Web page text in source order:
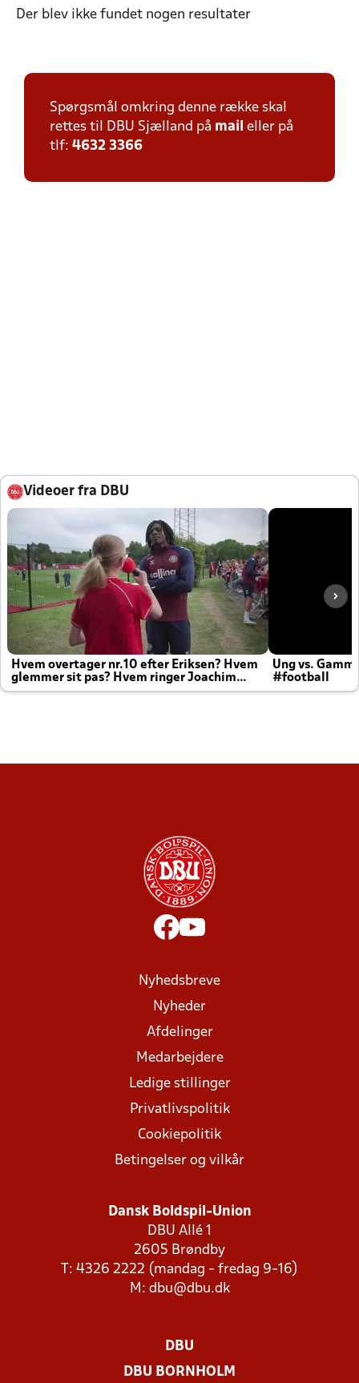
Der blev ikke fundet nogen resultater
Spørgsmål omkring denne række skal
rettes til DBU Sjælland på mail eller på
tlf: 4632 3366
Videoer fra DBU
Hvem overtager nr.10 efter Eriksen? Hvem
glemmer sit pas? Hvem ringer Joachim
altid til efter kampe?
Ung vs.
#football
Nyhedsbreve
Nyheder
Afdelinger
Medarbejdere
Ledige stillinger
Privatlivspolitik
Cookiepolitik
Betingelser og vilkår
Dansk Boldspil-Union
DBU Allé 1
2605 Brøndby
T: 4326 2222 (mandag - fredag 9-16)
M: dbu@dbu.dk
DBU
DBU BORNHOLM